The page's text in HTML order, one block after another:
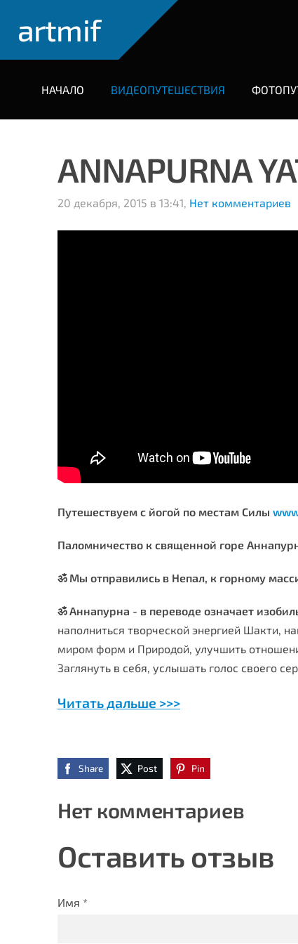
artmif
НАЧАЛО ВИДЕОПУТЕШЕСТВИЯ
ANNAPURNA
20 декабря, 2015 в 13:41, Нет комментариев
Путешествуем с йогой по местам Силы
Паломничество к священной горе
ॐ Мы отправились в Непал, к горному
ॐ Аннапурна - в переводе означает
наполниться творческой энергией Шакти,
миром форм и Природой, улучшить
Заглянуть в себя, услышать голос своего
Читать дальше >>>
Share Post Pin
Нет комментариев
Оставить отзыв
Имя *